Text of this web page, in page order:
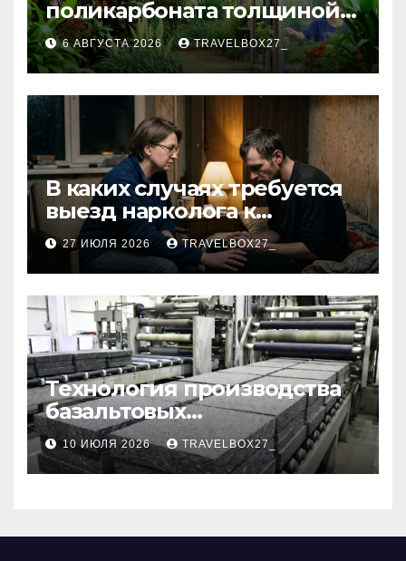
поликарбоната толщиной 4
и 6 мм
6 АВГУСТА 2026 TRAVELBOX27_
В каких случаях требуется
выезд нарколога к
пациенту
27 ИЮЛЯ 2026 TRAVELBOX27_
Технология производства
базальтовых
теплоизоляционных плит
по ГОСТ
10 ИЮЛЯ 2026 TRAVELBOX27_